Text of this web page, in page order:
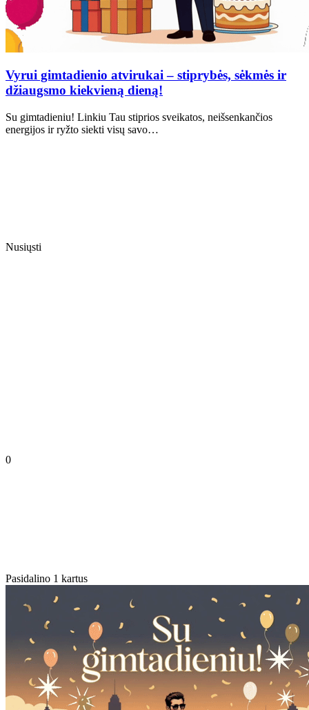
Vyrui gimtadienio atvirukai – stiprybės, sėkmės ir
džiaugsmo kiekvieną dieną!
Su gimtadieniu! Linkiu Tau stiprios sveikatos, neišsenkančios
energijos ir ryžto siekti visų savo…
Nusiųsti
0
Pasidalino 1 kartus